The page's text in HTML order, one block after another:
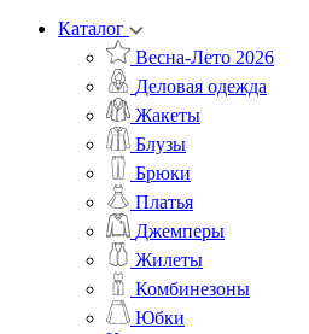
Каталог
Весна-Лето 2026
Деловая одежда
Жакеты
Блузы
Брюки
Платья
Джемперы
Жилеты
Комбинезоны
Юбки